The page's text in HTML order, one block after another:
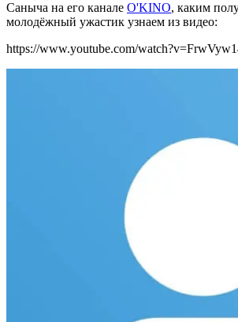
Саныча на его канале O'KINO, каким
молодёжный ужастик узнаем из видео:
https://www.youtube.com/